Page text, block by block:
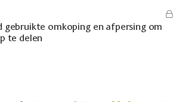
gebruikte omkoping en afpersing om
te delen